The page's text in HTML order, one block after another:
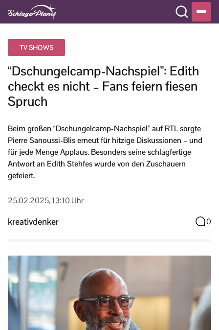
TV SHOWS
“Dschungelcamp-Nachspiel”: Edith
checkt es nicht – Fans feiern fiesen
Spruch
Beim großen “Dschungelcamp-Nachspiel” auf RTL sorgte
Pierre Sanoussi-Blis erneut für hitzige Diskussionen – und
für jede Menge Applaus. Besonders seine schlagfertige
Antwort an Edith Stehfes wurde von den Zuschauern
gefeiert.
25.02.2025, 13:10 Uhr
kreativdenker 0